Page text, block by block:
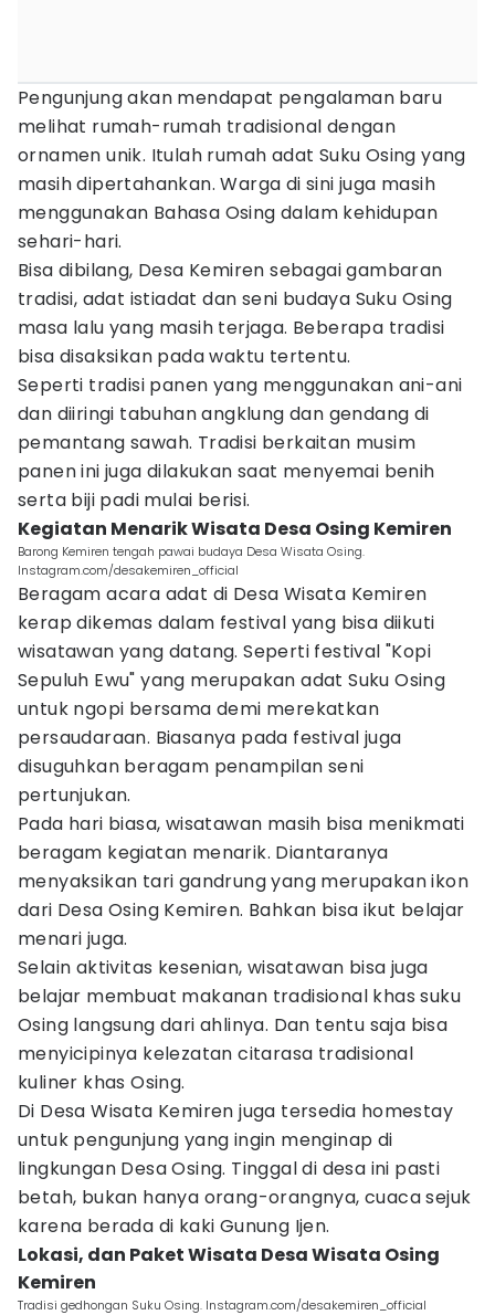
Pengunjung akan mendapat pengalaman baru
melihat rumah-rumah tradisional dengan
ornamen unik. Itulah rumah adat Suku Osing yang
masih dipertahankan. Warga di sini juga masih
menggunakan Bahasa Osing dalam kehidupan
sehari-hari.
Bisa dibilang, Desa Kemiren sebagai gambaran
tradisi, adat istiadat dan seni budaya Suku Osing
masa lalu yang masih terjaga. Beberapa tradisi
bisa disaksikan pada waktu tertentu.
Seperti tradisi panen yang menggunakan ani-ani
dan diiringi tabuhan angklung dan gendang di
pemantang sawah. Tradisi berkaitan musim
panen ini juga dilakukan saat menyemai benih
serta biji padi mulai berisi.
Kegiatan Menarik Wisata Desa Osing Kemiren
Barong Kemiren tengah pawai budaya Desa Wisata Osing.
Instagram.com/desakemiren_official
Beragam acara adat di Desa Wisata Kemiren
kerap dikemas dalam festival yang bisa diikuti
wisatawan yang datang. Seperti festival "Kopi
Sepuluh Ewu" yang merupakan adat Suku Osing
untuk ngopi bersama demi merekatkan
persaudaraan. Biasanya pada festival juga
disuguhkan beragam penampilan seni
pertunjukan.
Pada hari biasa, wisatawan masih bisa menikmati
beragam kegiatan menarik. Diantaranya
menyaksikan tari gandrung yang merupakan ikon
dari Desa Osing Kemiren. Bahkan bisa ikut belajar
menari juga.
Selain aktivitas kesenian, wisatawan bisa juga
belajar membuat makanan tradisional khas suku
Osing langsung dari ahlinya. Dan tentu saja bisa
menyicipinya kelezatan citarasa tradisional
kuliner khas Osing.
Di Desa Wisata Kemiren juga tersedia homestay
untuk pengunjung yang ingin menginap di
lingkungan Desa Osing. Tinggal di desa ini pasti
betah, bukan hanya orang-orangnya, cuaca sejuk
karena berada di kaki Gunung Ijen.
Lokasi, dan Paket Wisata Desa Wisata Osing
Kemiren
Tradisi gedhongan Suku Osing. Instagram.com/desakemiren_official